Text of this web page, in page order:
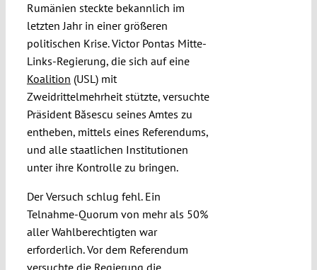
Projects
Rumänien steckte bekannlich im
letzten Jahr in einer größeren
politischen Krise. Victor Pontas Mitte-
Links-Regierung, die sich auf eine
Koalition (USL) mit
Zweidrittelmehrheit stützte, versuchte
Präsident Băsescu seines Amtes zu
entheben, mittels eines Referendums,
und alle staatlichen Institutionen
unter ihre Kontrolle zu bringen.
Der Versuch schlug fehl. Ein
Telnahme-Quorum von mehr als 50%
aller Wahlberechtigten war
erforderlich. Vor dem Referendum